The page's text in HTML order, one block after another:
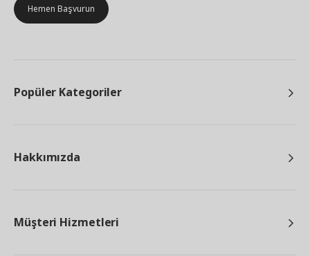
Hemen Başvurun
Popüler Kategoriler
Hakkımızda
Müşteri Hizmetleri